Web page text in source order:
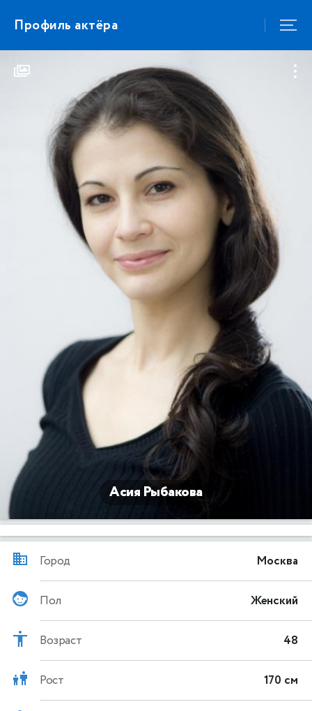
Профиль актёра
Асия Рыбакова
Город Москва
Пол Женский
Возраст 48
Рост 170 см